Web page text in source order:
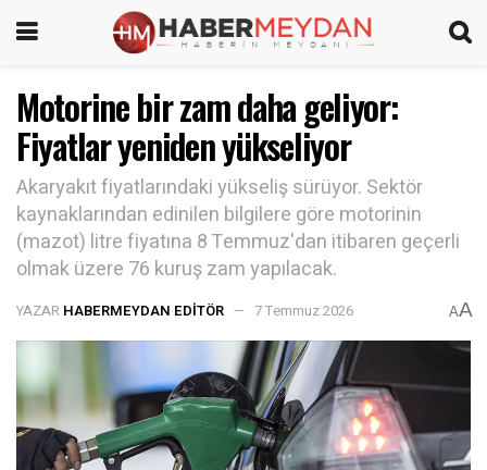
Motorine bir zam daha geliyor:
Fiyatlar yeniden yükseliyor
Akaryakıt fiyatlarındaki yükseliş sürüyor. Sektör
kaynaklarından edinilen bilgilere göre motorinin
(mazot) litre fiyatına 8 Temmuz'dan itibaren geçerli
olmak üzere 76 kuruş zam yapılacak.
YAZAR HABERMEYDAN EDITÖR 7 Temmuz 2026 AA